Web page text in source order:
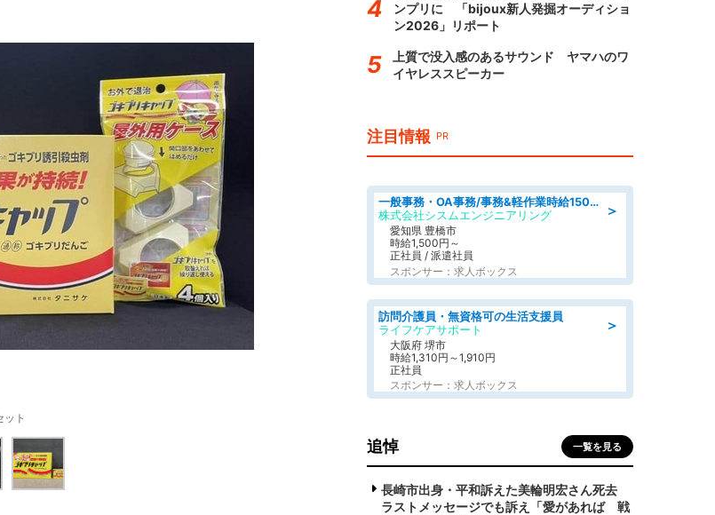
ット
ンプリに 「bijoux新人発掘オーディショ
ン2026」リポート
上質で没入感のあるサウンド ヤマハのワ
イヤレススピーカー
注目情報 PR
＞
一般事務・OA事務/事務&軽作業時給1500円土日祝休み各種社保完備
株式会社シスムエンジニアリング
愛知県 豊橋市
時給1,500円～
正社員 / 派遣社員
スポンサー：求人ボックス
＞
訪問介護員・無資格可の生活支援員
ライフケアサポート
大阪府 堺市
時給1,310円～1,910円
正社員
スポンサー：求人ボックス
追悼 一覧を見る
長崎市出身・平和訴えた美輪明宏さん死去
ラストメッセージでも訴え「愛があれば 戦